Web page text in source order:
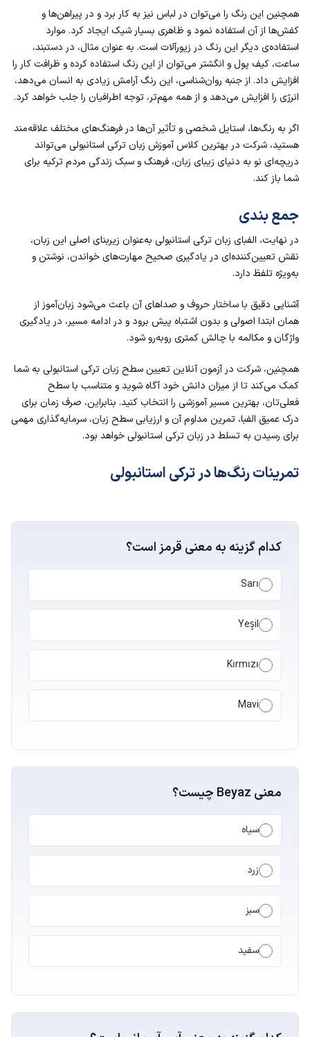
همچنین این رنگ را می‌توان در لباس نیز به کار برد و در پیراهن‌ها و
کفش‌ها از آن استفاده نمود و ظاهری بسیار شیک ایجاد کرد. موارد
استفاده‌ی دیگر این رنگ در زیورآلات است. به عنوان مثال، در دستبند،
ساعت، کیف پول و انگشتر می‌توان از این رنگ استفاده کرده و ظرافت کار را
افزایش داد. از جنبه روان‌شناسی، این رنگ آرامش زیادی به انسان می‌دهد،
انرژی را افزایش می‌دهد و از همه مهم‌تر، توجه اطرافیان را جلب خواهد کرد.
اگر به رنگ‌ها، استایل شخصی و تأثیر آن‌ها در فرهنگ‌های مختلف علاقه‌مند
هستید، شرکت در بهترین کلاس آموزش زبان ترکی استانبولی می‌تواند
دریچه‌ای نو به دنیای زیبای زبان، فرهنگ و سبک زندگی مردم ترکیه برای
شما باز کند.
جمع بندی
در نهایت، الفبای زبان ترکی استانبولی به‌عنوان زیربنای اصلی این زبان،
نقش تعیین‌کننده‌ای در یادگیری صحیح مهارت‌های خواندن، نوشتن و
به‌ویژه تلفظ دارد.
آشنایی دقیق با ساختار حروف و صداهای آن باعث می‌شود زبان‌آموز از
همان ابتدا اصولی و بدون اشتباه پیش برود و در ادامه مسیر، در یادگیری
واژگان و مکالمه با چالش کمتری روبه‌رو شود.
همچنین، شرکت درآزمون آنلاین تعیین سطح زبان ترکی استانبولی به شما
کمک می‌کند تا از میزان دانش خود آگاه شوید و متناسب با سطح
فعلی‌تان، بهترین مسیر آموزشی را انتخاب کنید. بنابراین، صرف زمان برای
درک عمیق الفبا، تمرین مداوم آن و ارزیابی سطح زبان، سرمایه‌گذاری مهمی
برای رسیدن به تسلط در زبان ترکی استانبولی خواهد بود.
تمرینات رنگ‌ها در ترکی استانبولی
کدام گزینه به معنی قرمز است؟
Sarı
Yeşil
Kırmızı
Mavi
معنی Beyaz چیست؟
سیاه
زرد
سبز
سفید